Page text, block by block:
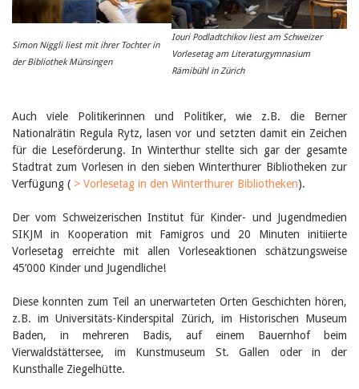
Bibliotheksförderung
Zielpublikum Kinder und
Einmalige Beiträge
Bibliotheksangebote
Rezensionen
Schweizer Literatur
Alle Tags
Autoren
Julie Greub
Ursula Strahm
Sandra Dettwyler
Sibylle Birrer
Javier Lopez
Felicitas Isler
Andrea Grichting
Therese von Weissenfluh
Nicole Rothen
Manuela Nyffeler-Lanker
Alle Autoren
Simon Niggli liest mit ihrer Tochter in
der Bibliothek Münsingen
Iouri Podladtchikov liest am Schweizer
Vorlesetag am Literaturgymnasium
Rämibühl in Zürich
Auch viele Politikerinnen und Politiker, wie z.B. die Berner
Nationalrätin Regula Rytz, lasen vor und setzten damit ein Zeichen
für die Leseförderung. In Winterthur stellte sich gar der gesamte
Stadtrat zum Vorlesen in den sieben Winterthurer Bibliotheken zur
Verfügung ( > Vorlesetag in den Winterthurer Bibliotheken).
Der vom Schweizerischen Institut für Kinder- und Jugendmedien
SIKJM in Kooperation mit Famigros und 20 Minuten initiierte
Vorlesetag erreichte mit allen Vorleseaktionen schätzungsweise
45’000 Kinder und Jugendliche!
Diese konnten zum Teil an unerwarteten Orten Geschichten hören,
z.B. im Universitäts-Kinderspital Zürich, im Historischen Museum
Baden, in mehreren Badis, auf einem Bauernhof beim
Vierwaldstättersee, im Kunstmuseum St. Gallen oder in der
Kunsthalle Ziegelhütte.